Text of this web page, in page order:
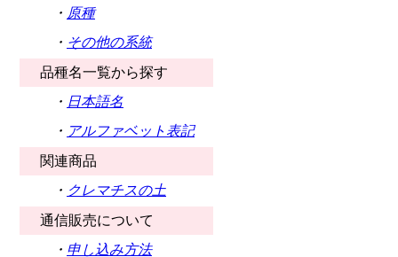
・ 原種
・ その他の系統
品種名一覧から探す
・ 日本語名
・ アルファベット表記
関連商品
・ クレマチスの土
通信販売について
・ 申し込み方法